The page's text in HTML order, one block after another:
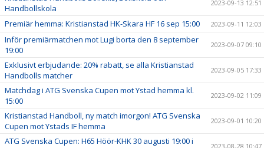
Handbollskola
2023-09-13 12:51
Premiär hemma: Kristianstad HK-Skara HF 16 sep 15:00 2023-09-11 12:03
Inför premiärmatchen mot Lugi borta den 8 september
19:00
2023-09-07 09:10
Exklusivt erbjudande: 20% rabatt, se alla Kristianstad
Handbolls matcher
2023-09-05 17:33
Matchdag i ATG Svenska Cupen mot Ystad hemma kl.
15:00
2023-09-02 11:09
Kristianstad Handboll, ny match imorgon! ATG Svenska
Cupen mot Ystads IF hemma
2023-09-01 10:20
ATG Svenska Cupen: H65 Höör-KHK 30 augusti 19:00 i
2023-08-28 10:47